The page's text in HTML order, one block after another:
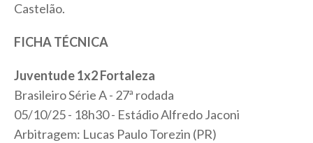
Castelão.
FICHA TÉCNICA
Juventude 1x2 Fortaleza
Brasileiro Série A - 27ª rodada
05/10/25 - 18h30 - Estádio Alfredo Jaconi
Arbitragem: Lucas Paulo Torezin (PR)